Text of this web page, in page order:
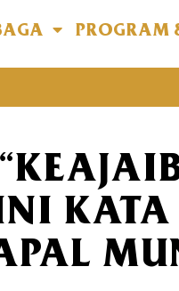
PROGRAM
KATA